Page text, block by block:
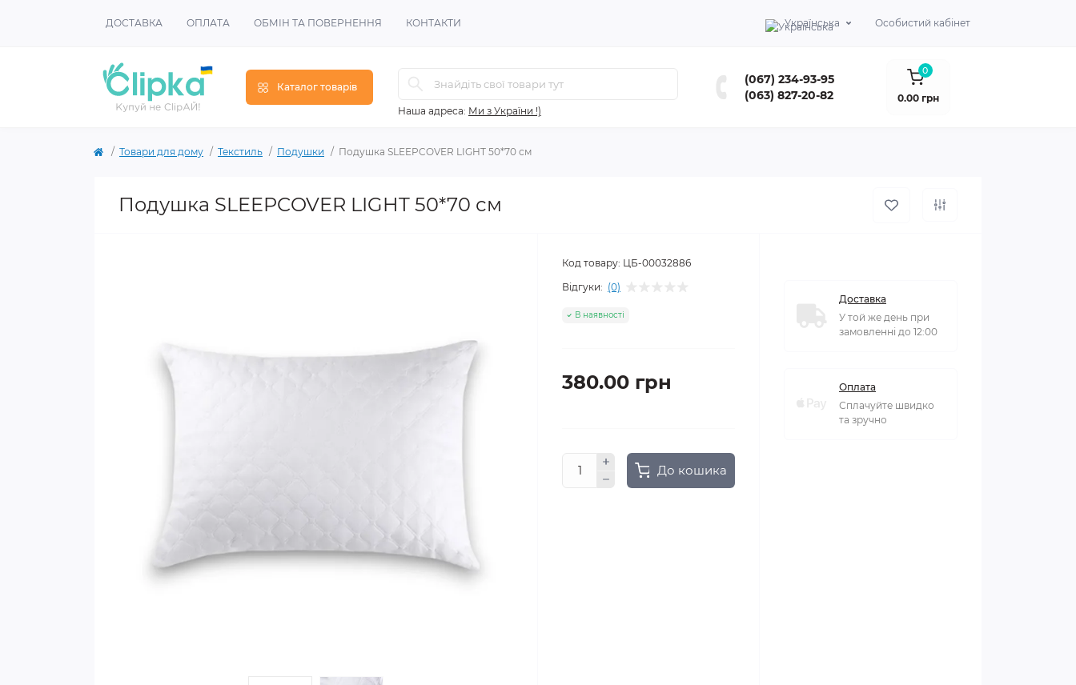
ДОСТАВКА ОПЛАТА ОБМІН ТА ПОВЕРНЕННЯ КОНТАКТИ Українська Особистий кабінет
Каталог товарів
Наша адреса: Ми з України !)
(067) 234-93-95
(063) 827-20-82
0
0.00 грн
Товари для дому Текстиль Подушки Подушка SLEEPCOVER LIGHT 50*70 см
Подушка SLEEPCOVER LIGHT 50*70 см
Код товару: ЦБ-00032886
Відгуки: (0)
В наявності
380.00 грн
До кошика
Доставка
У той же день при
замовленні до 12:00
Оплата
Сплачуйте швидко
та зручно